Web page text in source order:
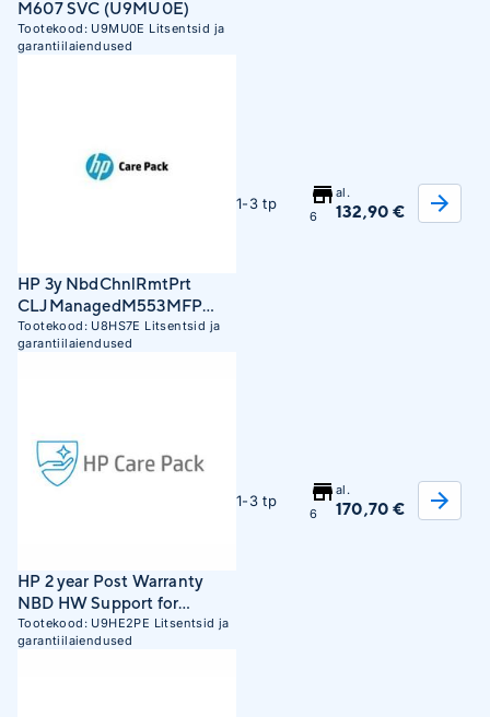
M607 SVC (U9MU0E)
Tootekood: U9MU0E Litsentsid ja
garantiilaiendused
HP 3y NbdChnlRmtPrt
CLJManagedM553MFP
SVC (U8HS7E)
Tootekood: U8HS7E Litsentsid ja
garantiilaiendused
1-3 tp
6
al.
132,90 €
HP 2 year Post Warranty
NBD HW Support for
PageWide 352 (U9HE2PE)
Tootekood: U9HE2PE Litsentsid ja
garantiilaiendused
1-3 tp
6
al.
170,70 €